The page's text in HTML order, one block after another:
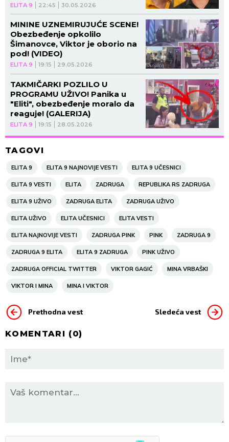
ELITA 9 22:45 30.05.2026
ELITA 9 19:15 29.05.2026
MININE UZNEMIRUJUĆE SCENE!
Obezbeđenje opkolilo
Šimanovce, Viktor je oborio na
pod! (VIDEO)
ELITA 9 19:15 28.05.2026
TAKMIČARKI POZLILO U
PROGRAMU UŽIVO! Panika u
"Eliti", obezbeđenje moralo da
reaguje! (GALERIJA)
TAGOVI
ELITA 9 ELITA 9 NAJNOVIJE VESTI ELITA 9 UČESNICI
ELITA 9 VESTI ELITA ZADRUGA REPUBLIKA RS ZADRUGA
ELITA 9 UŽIVO ZADRUGA ELITA ZADRUGA UŽIVO
ELITA UŽIVO ELITA UČESNICI ELITA VESTI
ELITA NAJNOVIJE VESTI ZADRUGA PINK PINK ZADRUGA 9
ZADRUGA 9 ELITA ELITA 9 ZADRUGA PINK UŽIVO
ZADRUGA OFFICIAL TWITTER VIKTOR GAGIĆ MINA VRBAŠKI
VIKTOR I MINA MINA I VIKTOR
Prethodna vest Sledeća vest
KOMENTARI (0)